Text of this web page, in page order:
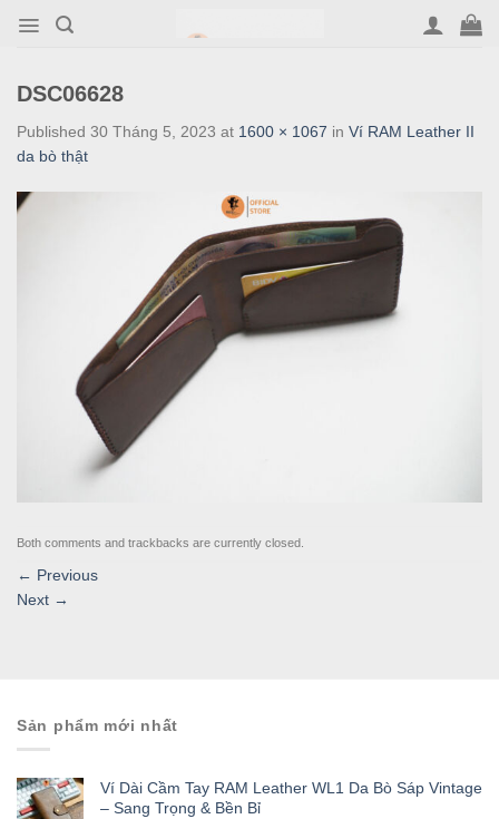
DSC06628
Published 30 Tháng 5, 2023 at 1600 × 1067 in Ví RAM Leather II
da bò thật
Both comments and trackbacks are currently closed.
← Previous
Next →
Sản phẩm mới nhất
Ví Dài Cầm Tay RAM Leather WL1 Da Bò Sáp Vintage
– Sang Trọng & Bền Bỉ